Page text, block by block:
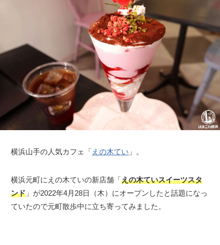
横浜山手の人気カフェ「えの木てい 」。
横浜元町にえの木ていの新店舗「えの木ていスイーツスタ
ンド 」が2022年4月28日（木）にオープンしたと話題になっ
ていたので元町散歩中に立ち寄ってみました。